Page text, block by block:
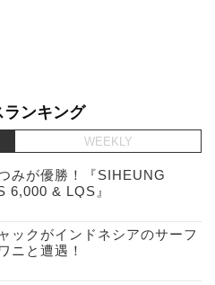
ンキング
WEEKLY
みが優勝！『SIHEUNG
6,000 & LQS』
ックがインドネシアのサーフ
ニと遭遇！